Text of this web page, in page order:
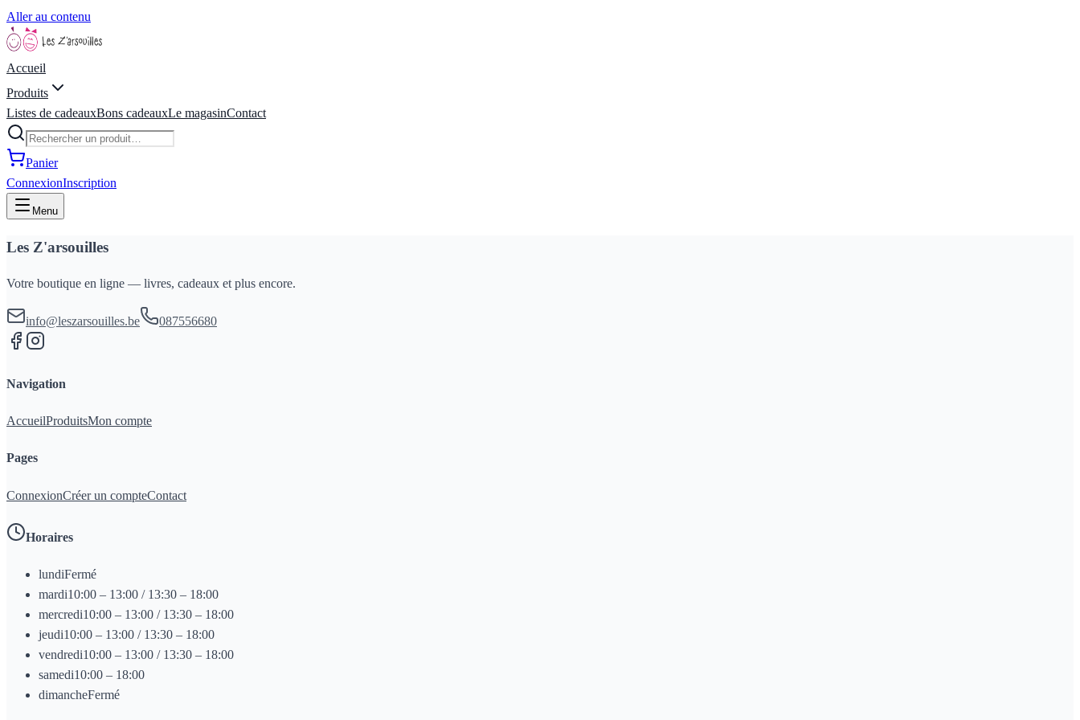
Aller au contenu
Accueil
Produits
Listes de cadeauxBons cadeauxLe magasinContact
Panier
ConnexionInscription
Menu
Les Z'arsouilles
Votre boutique en ligne — livres, cadeaux et plus encore.
info@leszarsouilles.be 087556680
Navigation
AccueilProduitsMon compte
Pages
ConnexionCréer un compteContact
Horaires
lundiFermé
mardi10:00 – 13:00 / 13:30 – 18:00
mercredi10:00 – 13:00 / 13:30 – 18:00
jeudi10:00 – 13:00 / 13:30 – 18:00
vendredi10:00 – 13:00 / 13:30 – 18:00
samedi10:00 – 18:00
dimancheFermé